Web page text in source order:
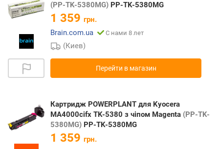
(PP-TK-5380MG) PP-TK-5380MG
1 359 грн.
Brain.com.ua
С нами 8 лет
(Киев)
Перейти в магазин
Картридж POWERPLANT для Kyocera
MA4000cifx TK-5380 з чіпом Magenta (PP-TK-
5380MG) PP-TK-5380MG
1 359 грн.